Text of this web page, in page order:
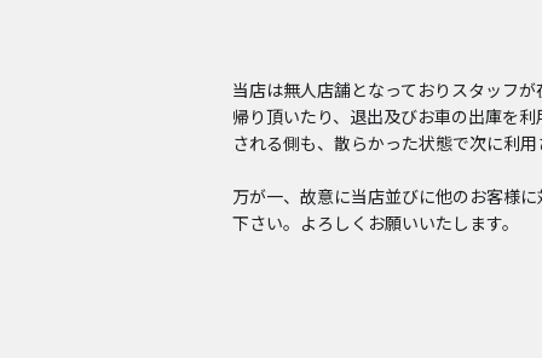
当店は無人店舗となっておりスタッフが
帰り頂いたり、退出及びお車の出庫を
される側も、散らかった状態で次に利
万が一、故意に当店並びに他のお客様
下さい。よろしくお願いいたします。